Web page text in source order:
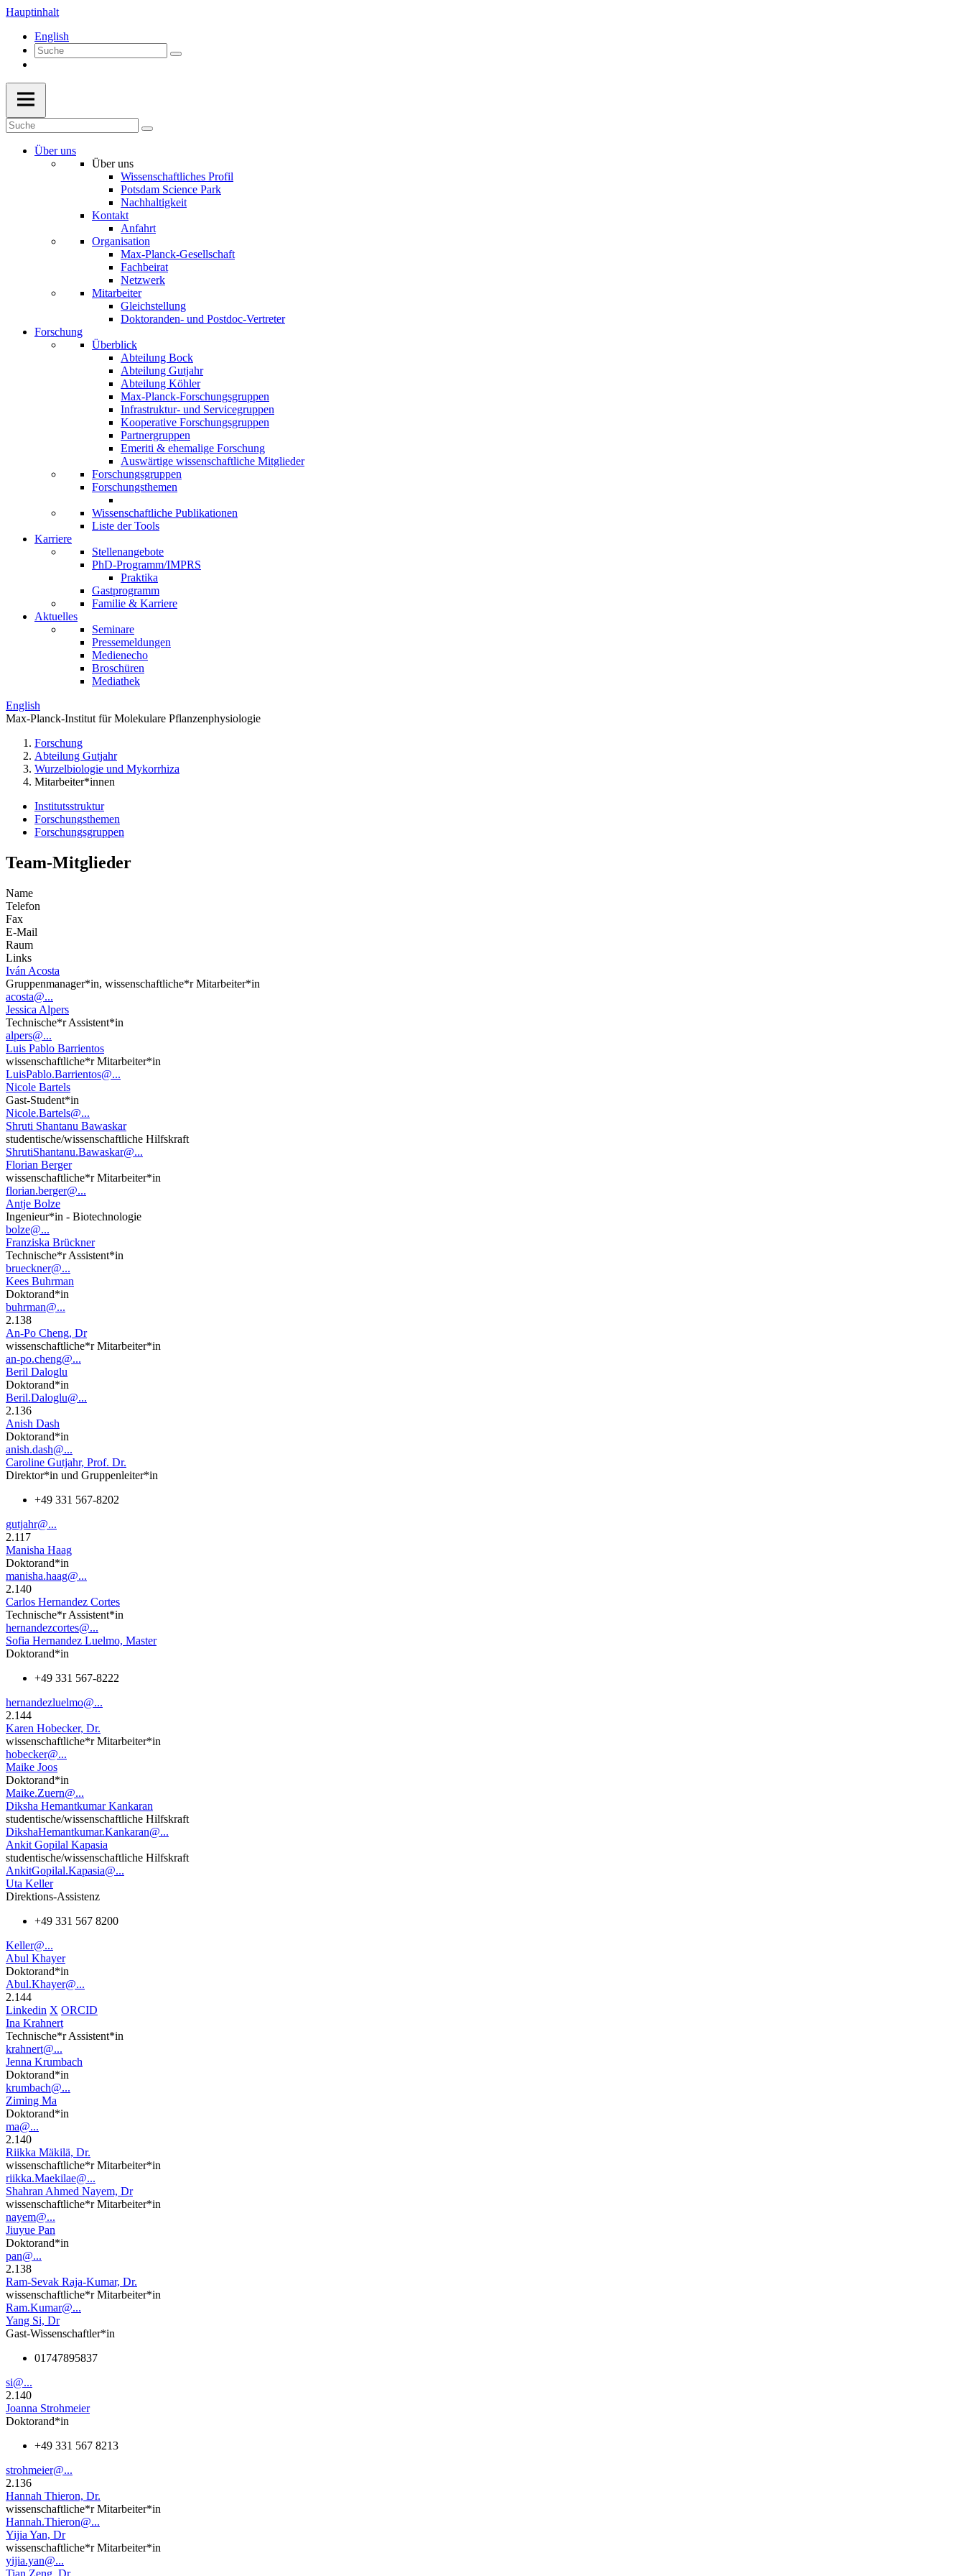
Hauptinhalt
English
Über uns
Über uns
Wissenschaftliches Profil
Potsdam Science Park
Nachhaltigkeit
Kontakt
Anfahrt
Organisation
Max-Planck-Gesellschaft
Fachbeirat
Netzwerk
Mitarbeiter
Gleichstellung
Doktoranden- und Postdoc-Vertreter
Forschung
Überblick
Abteilung Bock
Abteilung Gutjahr
Abteilung Köhler
Max-Planck-Forschungsgruppen
Infrastruktur- und Servicegruppen
Kooperative Forschungsgruppen
Partnergruppen
Emeriti & ehemalige Forschung
Auswärtige wissenschaftliche Mitglieder
Forschungsgruppen
Forschungsthemen
Wissenschaftliche Publikationen
Liste der Tools
Karriere
Stellenangebote
PhD-Programm/IMPRS
Praktika
Gastprogramm
Familie & Karriere
Aktuelles
Seminare
Pressemeldungen
Medienecho
Broschüren
Mediathek
English
Max-Planck-Institut für Molekulare Pflanzenphysiologie
Forschung
Abteilung Gutjahr
Wurzelbiologie und Mykorrhiza
Mitarbeiter*innen
Institutsstruktur
Forschungsthemen
Forschungsgruppen
Team-Mitglieder
Name
Telefon
Fax
E-Mail
Raum
Links
Iván Acosta
Gruppenmanager*in, wissenschaftliche*r Mitarbeiter*in
acosta@...
Jessica Alpers
Technische*r Assistent*in
alpers@...
Luis Pablo Barrientos
wissenschaftliche*r Mitarbeiter*in
LuisPablo.Barrientos@...
Nicole Bartels
Gast-Student*in
Nicole.Bartels@...
Shruti Shantanu Bawaskar
studentische/wissenschaftliche Hilfskraft
ShrutiShantanu.Bawaskar@...
Florian Berger
wissenschaftliche*r Mitarbeiter*in
florian.berger@...
Antje Bolze
Ingenieur*in - Biotechnologie
bolze@...
Franziska Brückner
Technische*r Assistent*in
brueckner@...
Kees Buhrman
Doktorand*in
buhrman@...
2.138
An-Po Cheng, Dr
wissenschaftliche*r Mitarbeiter*in
an-po.cheng@...
Beril Daloglu
Doktorand*in
Beril.Daloglu@...
2.136
Anish Dash
Doktorand*in
anish.dash@...
Caroline Gutjahr, Prof. Dr.
Direktor*in und Gruppenleiter*in
+49 331 567-8202
gutjahr@...
2.117
Manisha Haag
Doktorand*in
manisha.haag@...
2.140
Carlos Hernandez Cortes
Technische*r Assistent*in
hernandezcortes@...
Sofia Hernandez Luelmo, Master
Doktorand*in
+49 331 567-8222
hernandezluelmo@...
2.144
Karen Hobecker, Dr.
wissenschaftliche*r Mitarbeiter*in
hobecker@...
Maike Joos
Doktorand*in
Maike.Zuern@...
Diksha Hemantkumar Kankaran
studentische/wissenschaftliche Hilfskraft
DikshaHemantkumar.Kankaran@...
Ankit Gopilal Kapasia
studentische/wissenschaftliche Hilfskraft
AnkitGopilal.Kapasia@...
Uta Keller
Direktions-Assistenz
+49 331 567 8200
Keller@...
Abul Khayer
Doktorand*in
Abul.Khayer@...
2.144
Linkedin X ORCID
Ina Krahnert
Technische*r Assistent*in
krahnert@...
Jenna Krumbach
Doktorand*in
krumbach@...
Ziming Ma
Doktorand*in
ma@...
2.140
Riikka Mäkilä, Dr.
wissenschaftliche*r Mitarbeiter*in
riikka.Maekilae@...
Shahran Ahmed Nayem, Dr
wissenschaftliche*r Mitarbeiter*in
nayem@...
Jiuyue Pan
Doktorand*in
pan@...
2.138
Ram-Sevak Raja-Kumar, Dr.
wissenschaftliche*r Mitarbeiter*in
Ram.Kumar@...
Yang Si, Dr
Gast-Wissenschaftler*in
01747895837
si@...
2.140
Joanna Strohmeier
Doktorand*in
+49 331 567 8213
strohmeier@...
2.136
Hannah Thieron, Dr.
wissenschaftliche*r Mitarbeiter*in
Hannah.Thieron@...
Yijia Yan, Dr
wissenschaftliche*r Mitarbeiter*in
yijia.yan@...
Tian Zeng, Dr.